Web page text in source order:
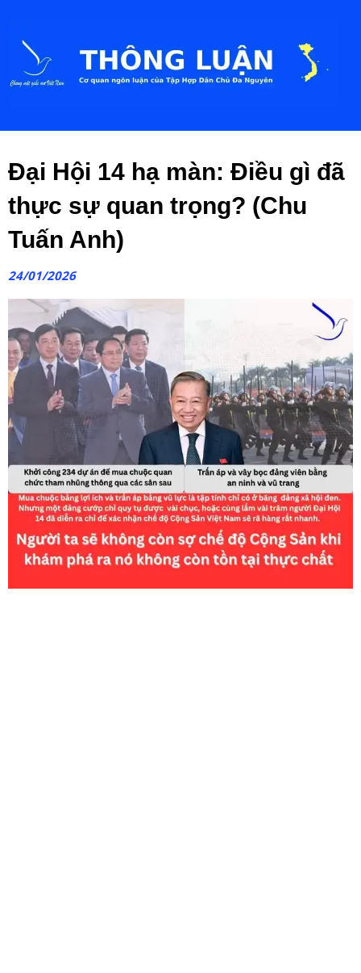
Đại Hội 14 hạ màn: Điều gì đã
thực sự quan trọng? (Chu
Tuấn Anh)
24/01/2026